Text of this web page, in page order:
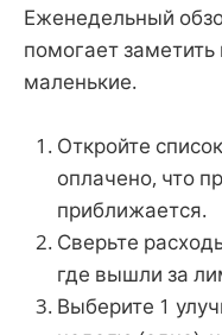
Еженедельный
помогает
маленькие.
Откройте
оплачено, что
приближается.
Сверьте
где вышли за
Выберите 1